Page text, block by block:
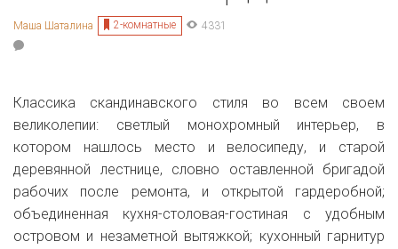
Маша Шаталина 2-комнатные 4331
Классика скандинавского стиля во всем своем
великолепии: светлый монохромный интерьер, в
котором нашлось место и велосипеду, и старой
деревянной лестнице, словно оставленной бригадой
рабочих после ремонта, и открытой гардеробной;
объединенная кухня-столовая-гостиная с удобным
островом и незаметной вытяжкой; кухонный гарнитур